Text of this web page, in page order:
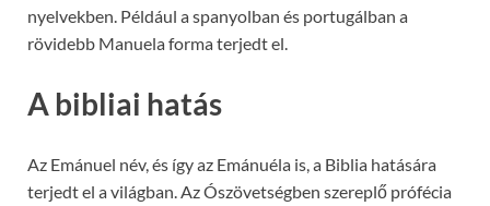
nyelvekben. Például a spanyolban és portugálban a
rövidebb Manuela forma terjedt el.
A bibliai hatás
Az Emánuel név, és így az Emánuéla is, a Biblia hatására
terjedt el a világban. Az Ószövetségben szereplő prófécia